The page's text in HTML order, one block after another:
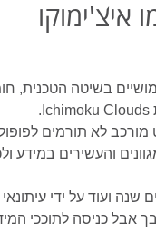
איצ'ימוקו
בשיטה הטכנית,
Ichimoku Clouds
.
לא תורמים
והעשירים במידע
שנה ועוד על ידי
אבל כניסה לתוככי